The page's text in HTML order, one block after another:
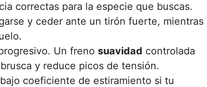
correctas para la especie que buscas.
y ceder ante un tirón fuerte, mientras
Un freno suavidad controlada
y reduce picos de tensión.
coeficiente de estiramiento si tu